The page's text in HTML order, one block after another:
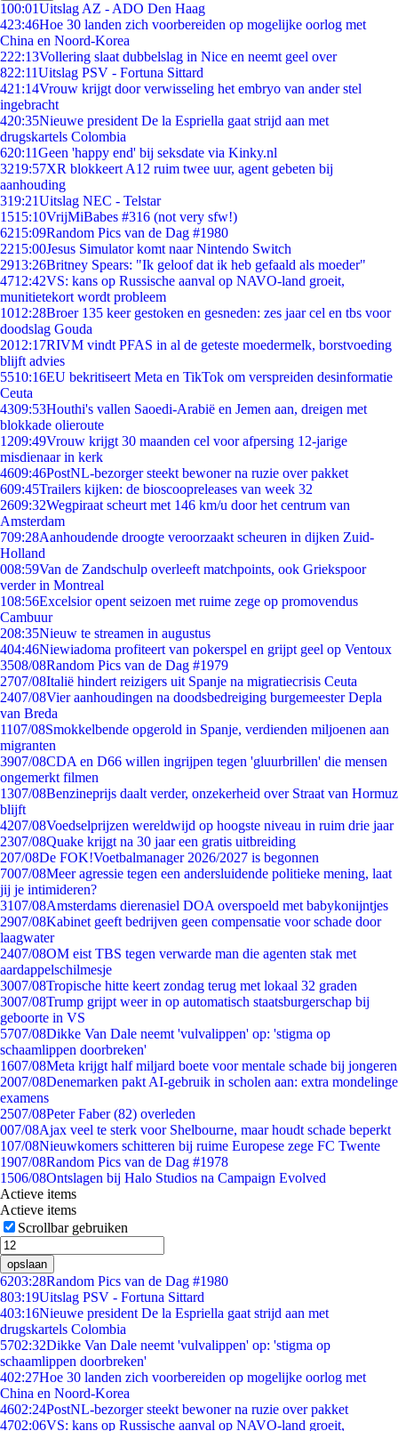
100:01Uitslag AZ - ADO Den Haag
423:46Hoe 30 landen zich voorbereiden op mogelijke oorlog met
China en Noord-Korea
222:13Vollering slaat dubbelslag in Nice en neemt geel over
822:11Uitslag PSV - Fortuna Sittard
421:14Vrouw krijgt door verwisseling het embryo van ander stel
ingebracht
420:35Nieuwe president De la Espriella gaat strijd aan met
drugskartels Colombia
620:11Geen 'happy end' bij seksdate via Kinky.nl
3219:57XR blokkeert A12 ruim twee uur, agent gebeten bij
aanhouding
319:21Uitslag NEC - Telstar
1515:10VrijMiBabes #316 (not very sfw!)
6215:09Random Pics van de Dag #1980
2215:00Jesus Simulator komt naar Nintendo Switch
2913:26Britney Spears: "Ik geloof dat ik heb gefaald als moeder"
4712:42VS: kans op Russische aanval op NAVO-land groeit,
munitietekort wordt probleem
1012:28Broer 135 keer gestoken en gesneden: zes jaar cel en tbs voor
doodslag Gouda
2012:17RIVM vindt PFAS in al de geteste moedermelk, borstvoeding
blijft advies
5510:16EU bekritiseert Meta en TikTok om verspreiden desinformatie
Ceuta
4309:53Houthi's vallen Saoedi-Arabië en Jemen aan, dreigen met
blokkade olieroute
1209:49Vrouw krijgt 30 maanden cel voor afpersing 12-jarige
misdienaar in kerk
4609:46PostNL-bezorger steekt bewoner na ruzie over pakket
609:45Trailers kijken: de bioscoopreleases van week 32
2609:32Wegpiraat scheurt met 146 km/u door het centrum van
Amsterdam
709:28Aanhoudende droogte veroorzaakt scheuren in dijken Zuid-
Holland
008:59Van de Zandschulp overleeft matchpoints, ook Griekspoor
verder in Montreal
108:56Excelsior opent seizoen met ruime zege op promovendus
Cambuur
208:35Nieuw te streamen in augustus
404:46Niewiadoma profiteert van pokerspel en grijpt geel op Ventoux
3508/08Random Pics van de Dag #1979
2707/08Italië hindert reizigers uit Spanje na migratiecrisis Ceuta
2407/08Vier aanhoudingen na doodsbedreiging burgemeester Depla
van Breda
1107/08Smokkelbende opgerold in Spanje, verdienden miljoenen aan
migranten
3907/08CDA en D66 willen ingrijpen tegen 'gluurbrillen' die mensen
ongemerkt filmen
1307/08Benzineprijs daalt verder, onzekerheid over Straat van Hormuz
blijft
4207/08Voedselprijzen wereldwijd op hoogste niveau in ruim drie jaar
2307/08Quake krijgt na 30 jaar een gratis uitbreiding
207/08De FOK!Voetbalmanager 2026/2027 is begonnen
7007/08Meer agressie tegen een andersluidende politieke mening, laat
jij je intimideren?
3107/08Amsterdams dierenasiel DOA overspoeld met babykonijntjes
2907/08Kabinet geeft bedrijven geen compensatie voor schade door
laagwater
2407/08OM eist TBS tegen verwarde man die agenten stak met
aardappelschilmesje
3007/08Tropische hitte keert zondag terug met lokaal 32 graden
3007/08Trump grijpt weer in op automatisch staatsburgerschap bij
geboorte in VS
5707/08Dikke Van Dale neemt 'vulvalippen' op: 'stigma op
schaamlippen doorbreken'
1607/08Meta krijgt half miljard boete voor mentale schade bij jongeren
2007/08Denemarken pakt AI-gebruik in scholen aan: extra mondelinge
examens
2507/08Peter Faber (82) overleden
007/08Ajax veel te sterk voor Shelbourne, maar houdt schade beperkt
107/08Nieuwkomers schitteren bij ruime Europese zege FC Twente
1907/08Random Pics van de Dag #1978
1506/08Ontslagen bij Halo Studios na Campaign Evolved
Actieve items
Actieve items
Scrollbar gebruiken
opslaan
6203:28Random Pics van de Dag #1980
803:19Uitslag PSV - Fortuna Sittard
403:16Nieuwe president De la Espriella gaat strijd aan met
drugskartels Colombia
5702:32Dikke Van Dale neemt 'vulvalippen' op: 'stigma op
schaamlippen doorbreken'
402:27Hoe 30 landen zich voorbereiden op mogelijke oorlog met
China en Noord-Korea
4602:24PostNL-bezorger steekt bewoner na ruzie over pakket
4702:06VS: kans op Russische aanval op NAVO-land groeit,